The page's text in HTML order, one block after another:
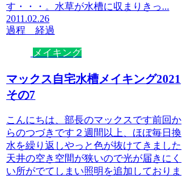
す・・・。水草が水槽に収まりきっ...
2011.02.26
過程 経過
メイキング
マックス自宅水槽メイキング2021
その7
こんにちは、部長のマックスです前回か
らのつづきです２週間以上、ほぼ毎日換
水を繰り返しやっと色が抜けてきました
天井の空き空間が狭いので光が届きにく
い所がでてしまい照明を追加しておりま